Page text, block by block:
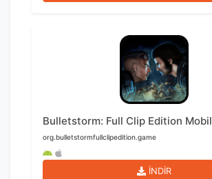
Bulletstorm: Full Clip Edition Mobil
org.bulletstormfullclipedition.game
İNDİR